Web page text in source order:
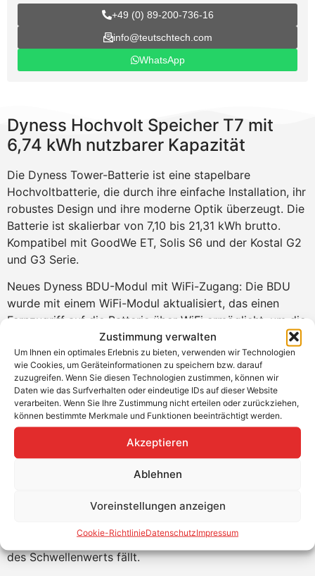
Zustimmung verwalten
Um Ihnen ein optimales Erlebnis zu bieten, verwenden wir Technologien
wie Cookies, um Geräteinformationen zu speichern bzw. darauf
zuzugreifen. Wenn Sie diesen Technologien zustimmen, können wir
Daten wie das Surfverhalten oder eindeutige IDs auf dieser Website
verarbeiten. Wenn Sie Ihre Zustimmung nicht erteilen oder zurückziehen,
können bestimmte Merkmale und Funktionen beeinträchtigt werden.
Akzeptieren
Ablehnen
Voreinstellungen anzeigen
Cookie-RichtlinieDatenschutzImpressum
+49 (0) 89-200-736-16
info@teutschtech.com
WhatsApp
Dyness Hochvolt Speicher T7 mit
6,74 kWh nutzbarer Kapazität
Die Dyness Tower-Batterie ist eine stapelbare
Hochvoltbatterie, die durch ihre einfache Installation, ihr
robustes Design und ihre moderne Optik überzeugt. Die
Batterie ist skalierbar von 7,10 bis 21,31 kWh brutto.
Kompatibel mit GoodWe ET, Solis S6 und der Kostal G2
und G3 Serie.
Neues Dyness BDU-Modul mit WiFi-Zugang: Die BDU
wurde mit einem WiFi-Modul aktualisiert, das einen
Fernzugriff auf die Batterie über WiFi ermöglicht, um die
wichtigsten Batterieparameter einzusehen –
Ladezustand, Kapazität, Spannung des gesamten
Batteriepacks, Temperatur und aktueller Wert des
Entladestroms und andere Parameter, die für die
Ferndiagnose wichtig sind. Der Fernzugriff ist über eine
Handy-App (Android, IOS) oder über einen Webbrowser
von einem Computer aus möglich. Dank des WiFi-
Zugangs kann die BDU aus der Ferne mit der neuesten
Firmware-Version geladen werden, was zu einer
Batterie und dem Wechselrichter beiträgt und
Batterie trennt, wenn der SOC auf einen Wert unterhalb
des Schwellenwerts fällt.